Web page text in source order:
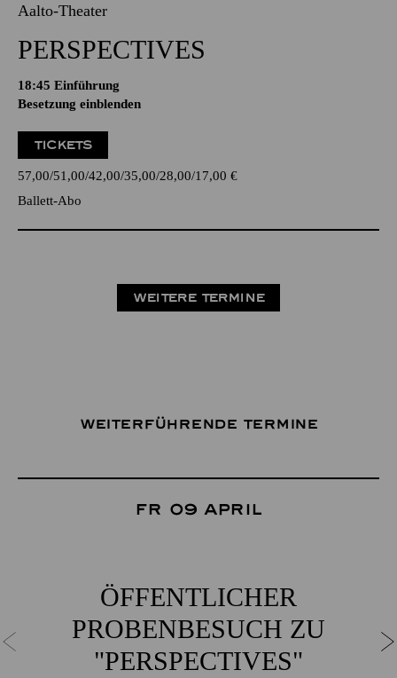
Aalto-Theater
PERSPECTIVES
18:45 Einführung
Besetzung einblenden
TICKETS
57,00 51,00 42,00 35,00 28,00 17,00 €
Ballett-Abo
WEITERE TERMINE
Weiterführende Termine
Fr 09 April
ÖFFENTLICHER
PROBENBESUCH ZU
"PERSPECTIVES"